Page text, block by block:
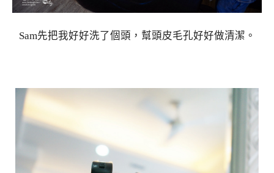
Sam先把我好好洗了個頭，幫頭皮毛孔好好做清潔。